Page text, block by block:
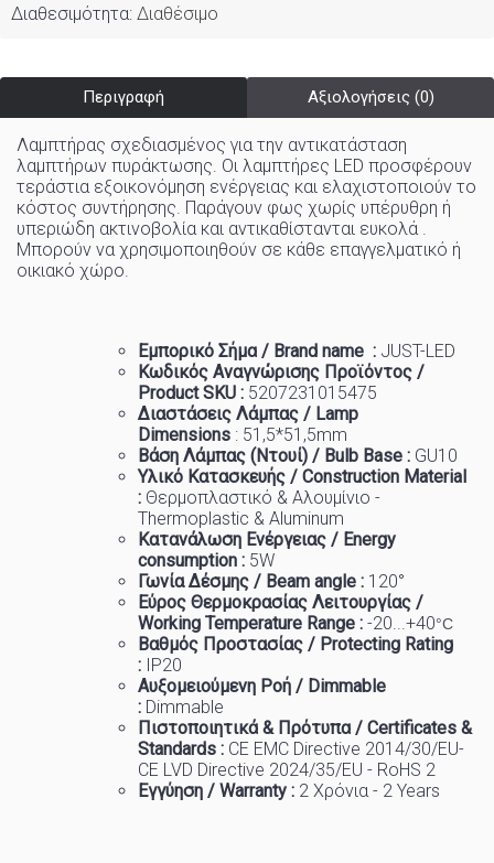
Διαθεσιμότητα: Διαθέσιμο
Περιγραφή Αξιολογήσεις (0)
Λαμπτήρας σχεδιασμένος για την αντικατάσταση
λαμπτήρων πυράκτωσης. Οι λαμπτήρες LED προσφέρουν
τεράστια εξοικονόμηση ενέργειας και ελαχιστοποιούν το
κόστος συντήρησης. Παράγουν φως χωρίς υπέρυθρη ή
υπεριώδη ακτινοβολία και αντικαθίστανται ευκολά .
Μπορούν να χρησιμοποιηθούν σε κάθε επαγγελματικό ή
οικιακό χώρo.
Εμπορικό Σήμα / Brand name : JUST-LED
Κωδικός Αναγνώρισης Προϊόντος /
Product SKU : 5207231015475
Διαστάσεις Λάμπας / Lamp
Dimensions : 51,5*51,5mm
Βάση Λάμπας (Ντουί) / Bulb Base : GU10
Υλικό Κατασκευής / Construction Material
: Θερμοπλαστικό & Αλουμίνιο -
Thermoplastic & Aluminum
Κατανάλωση Ενέργειας / Energy
consumption : 5W
Γωνία Δέσμης / Beam angle : 120°
Εύρος Θερμοκρασίας Λειτουργίας /
Working Temperature Range : -20...+40°C
Βαθμός Προστασίας / Protecting Rating
: IP20
Αυξομειούμενη Ροή / Dimmable
: Dimmable
Πιστοποιητικά & Πρότυπα / Certificates &
Standards : CE EMC Directive 2014/30/EU-
CE LVD Directive 2024/35/EU - RoHS 2
Εγγύηση / Warranty : 2 Χρόνια - 2 Years